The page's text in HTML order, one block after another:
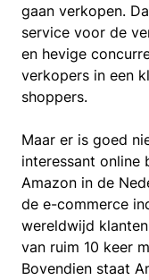
gaan verkopen.
service voor de
en hevige
verkopers in een
shoppers.
Maar er is goed
interessant online
Amazon in de
de e-commerce
wereldwijd
van ruim 10 keer
Bovendien staat